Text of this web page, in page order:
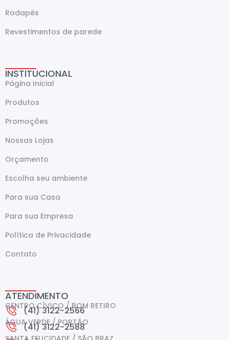
Rodapés
Revestimentos de parede
INSTITUCIONAL
Página Inicial
Produtos
Promoções
Nossas Lojas
Orçamento
Escolha seu ambiente
Para sua Casa
Para sua Empresa
Política de Privacidade
Contato
ATENDIMENTO
CENTRO CÍVICO / BOM RETIRO
(41) 3122-2566
ÁGUA VERDE / PORTÃO
(41) 3122-2588